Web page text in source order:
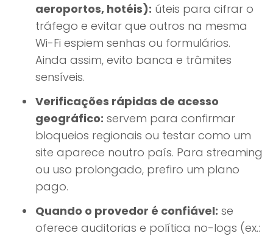
aeroportos, hotéis): úteis para cifrar o
tráfego e evitar que outros na mesma
Wi-Fi espiem senhas ou formulários.
Ainda assim, evito banca e trâmites
sensíveis.
Verificações rápidas de acesso
geográfico: servem para confirmar
bloqueios regionais ou testar como um
site aparece noutro país. Para streaming
ou uso prolongado, prefiro um plano
pago.
Quando o provedor é confiável: se
oferece auditorias e política no-logs (ex.: